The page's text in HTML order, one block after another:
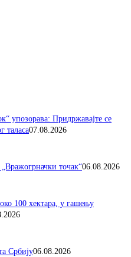
упозорава: Придржавајте се
таласа07.08.2026
точак“06.08.2026
100 хектара, у гашењу
Србију06.08.2026